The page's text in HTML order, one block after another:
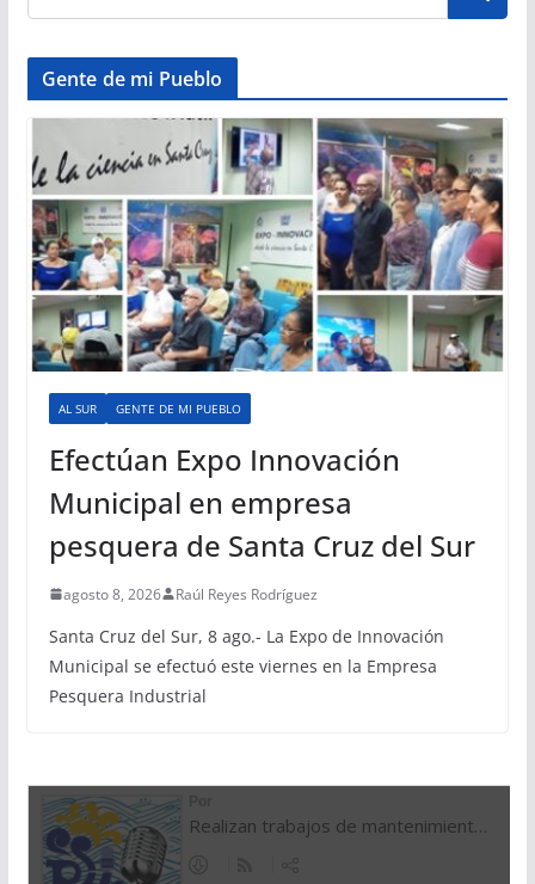
Gente de mi Pueblo
AL SUR GENTE DE MI PUEBLO
Efectúan Expo Innovación
Municipal en empresa
pesquera de Santa Cruz del Sur
agosto 8, 2026 Raúl Reyes Rodríguez
Santa Cruz del Sur, 8 ago.- La Expo de Innovación
Municipal se efectuó este viernes en la Empresa
Pesquera Industrial